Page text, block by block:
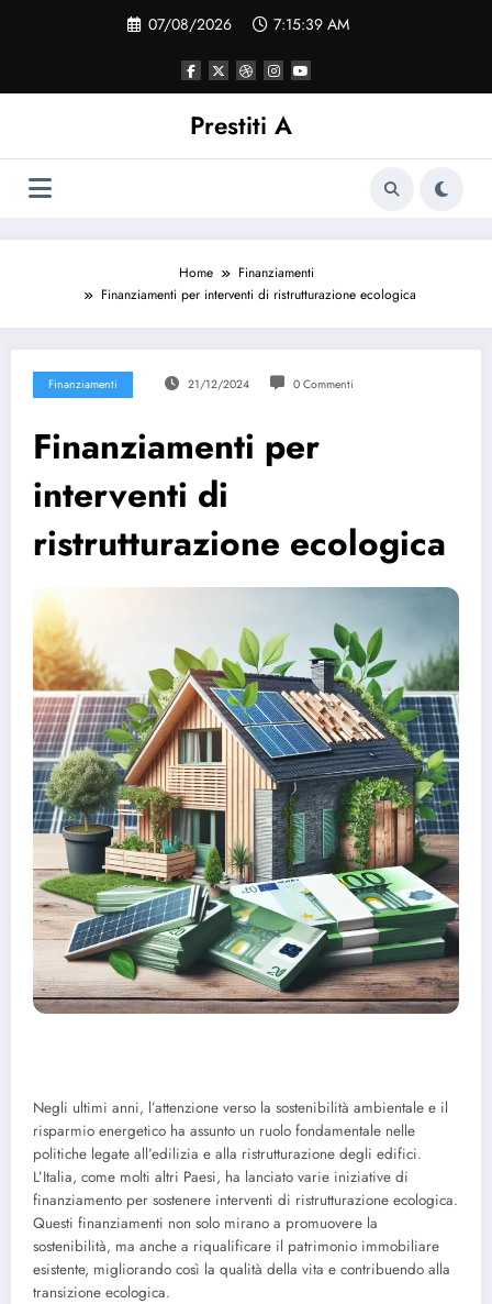
07/08/2026 7:15:40 AM
Prestiti A
Home
Finanziamenti
Finanziamenti per interventi di ristrutturazione ecologica
Finanziamenti 21/12/2024 0 Commenti
Finanziamenti per
interventi di
ristrutturazione ecologica
Negli ultimi anni, l’attenzione verso la sostenibilità ambientale e il
risparmio energetico ha assunto un ruolo fondamentale nelle
politiche legate all’edilizia e alla ristrutturazione degli edifici.
L’Italia, come molti altri Paesi, ha lanciato varie iniziative di
finanziamento per sostenere interventi di ristrutturazione ecologica.
Questi finanziamenti non solo mirano a promuovere la
sostenibilità, ma anche a riqualificare il patrimonio immobiliare
esistente, migliorando così la qualità della vita e contribuendo alla
transizione ecologica.